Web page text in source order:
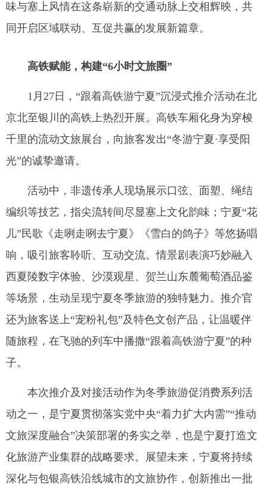
味与塞上风情在这条崭新的交通动脉上交相辉映，共
同开启区域联动、互促共赢的发展新篇章。
高铁赋能，构建“6小时文旅圈”
1月27日，“跟着高铁游宁夏”沉浸式推介活动在北
京北至银川的高铁上热烈开展。高铁车厢化身为穿梭
千里的流动文旅展台，向旅客发出“冬游宁夏·享受阳
光”的诚挚邀请。
活动中，非遗传承人现场展示口弦、面塑、绳结
编织等技艺，指尖流转间尽显塞上文化韵味；宁夏“花
儿”民歌《走咧走咧去宁夏》《雪白的鸽子》等悠扬唱
响，吸引旅客聆听、互动交流。情景剧表演巧妙融入
西夏陵数字体验、沙漠观星、贺兰山东麓葡萄酒品鉴
等场景，生动呈现宁夏冬季旅游的独特魅力。推介官
还为旅客送上“宠粉礼包”及特色文创产品，让温暖伴
随旅程，在飞驰的列车中播撒“跟着高铁游宁夏”的种
子。
本次推介及对接活动作为冬季旅游促消费系列活
动之一，是宁夏贯彻落实党中央“着力扩大内需”“推动
文旅深度融合”决策部署的务实之举，也是宁夏打造文
化旅游产业集群的战略要求。展望未来，宁夏将持续
深化与包银高铁沿线城市的文旅协作，创新推出一批